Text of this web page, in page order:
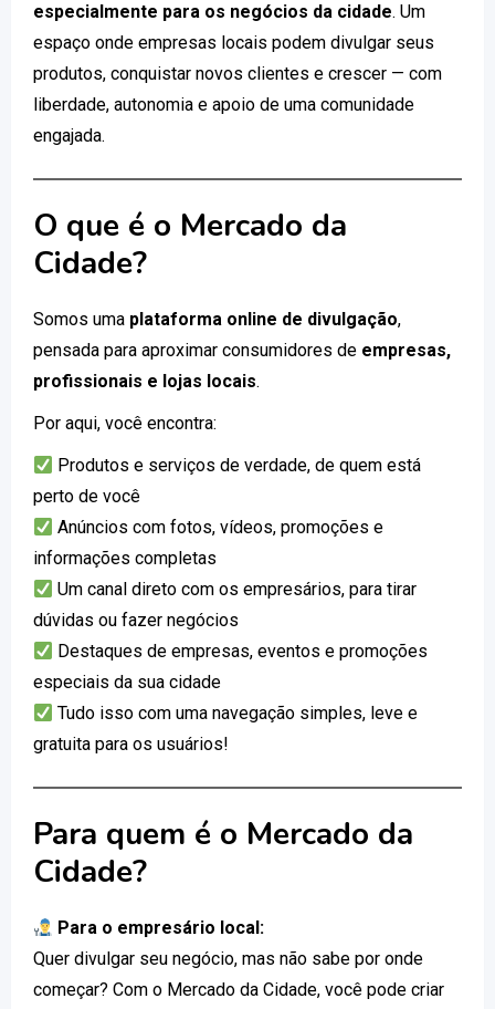
especialmente para os negócios da cidade. Um
espaço onde empresas locais podem divulgar seus
produtos, conquistar novos clientes e crescer — com
liberdade, autonomia e apoio de uma comunidade
engajada.
O que é o Mercado da
Cidade?
Somos uma plataforma online de divulgação,
pensada para aproximar consumidores de empresas,
profissionais e lojas locais.
Por aqui, você encontra:
Produtos e serviços de verdade, de quem está
perto de você
Anúncios com fotos, vídeos, promoções e
informações completas
Um canal direto com os empresários, para tirar
dúvidas ou fazer negócios
Destaques de empresas, eventos e promoções
especiais da sua cidade
Tudo isso com uma navegação simples, leve e
gratuita para os usuários!
Para quem é o Mercado da
Cidade?
Para o empresário local:
Quer divulgar seu negócio, mas não sabe por onde
começar? Com o Mercado da Cidade, você pode criar